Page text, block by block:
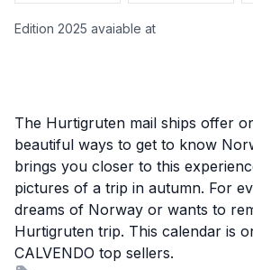
Edition 2025 avaiable at
The Hurtigruten mail ships offer
beautiful ways to get to know
brings you closer to this
pictures of a trip in autumn. For
dreams of Norway or wants to
Hurtigruten trip. This calendar is
CALVENDO top sellers.